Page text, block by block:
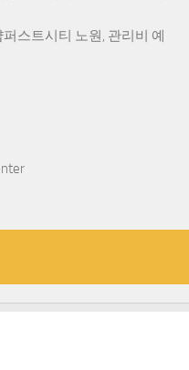
스트시티 노원, 관리비 예